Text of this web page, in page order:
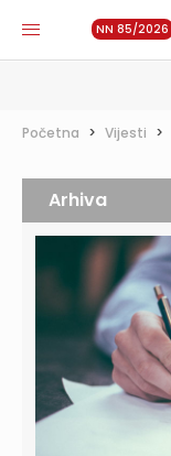
NN 85/2026
Početna > Vijesti >
Arhiva